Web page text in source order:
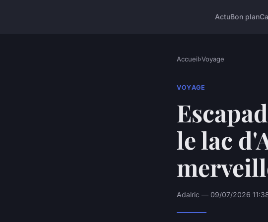
ActuBon plan
Accueil›Voyage
VOYAGE
le lac
Adalric — 09/07/2026